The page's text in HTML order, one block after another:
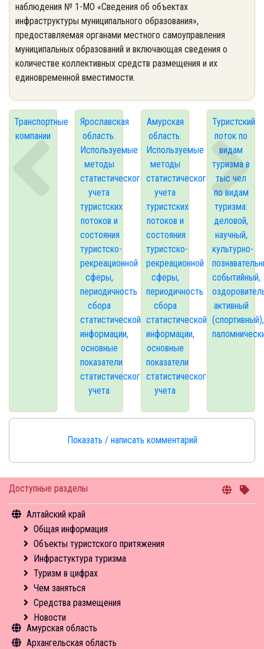
Доступные разделы
Алтайский край
Общая информация
Объекты туристского притяжения
Инфрастуктура туризма
Туризм в цифрах
Чем заняться
Средства размещения
Новости
Амурская область
Общая информация
Архангельская область
наблюдения № 1-МО «Сведения об объектах
инфраструктуры муниципального образования»,
предоставляемая органами местного самоуправления
муниципальных образований и включающая сведения о
количестве коллективных средств размещения и их
единовременной вместимости.
Транспортные
компании
Ярославская
область.
Используемые
методы
статистического
учета
туристских
потоков и
состояния
туристско-
рекреационной
сферы,
периодичность
сбора
статистической
информации,
основные
показатели
статистического
учета
Амурская
область.
Используемые
методы
статистического
учета
туристских
потоков и
состояния
туристско-
рекреационной
сферы,
периодичность
сбора
статистической
информации,
основные
показатели
статистического
учета
Туристский
поток по
видам
туризма в
тыс чел
по видам
туризма:
деловой,
научный,
культурно-
событийный,
активный
(спортивный),
Показать / написать комментарий